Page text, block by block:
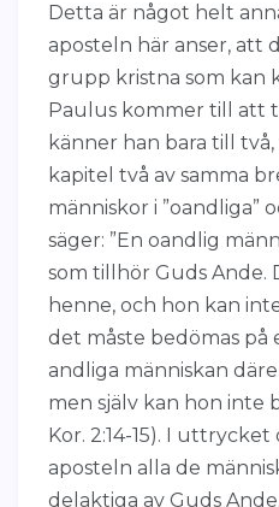
Detta är något helt
aposteln här anser, att
grupp kristna som kan
Paulus kommer till att
känner han bara till
kapitel två av samma
människor i ”oandliga”
säger: ”En oandlig
som tillhör Guds Ande.
henne, och hon kan
det måste bedömas på
andliga människan
men själv kan hon inte
Kor. 2:14-15). I
aposteln alla de
delaktiga av Guds